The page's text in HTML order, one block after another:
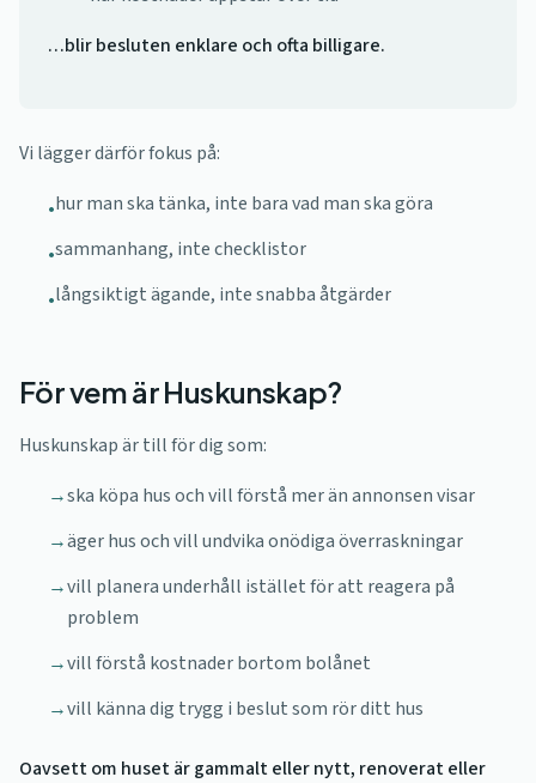
…blir besluten enklare och ofta billigare.
Vi lägger därför fokus på:
•hur man ska tänka, inte bara vad man ska göra
•sammanhang, inte checklistor
•långsiktigt ägande, inte snabba åtgärder
För vem är Huskunskap?
Huskunskap är till för dig som:
→ska köpa hus och vill förstå mer än annonsen visar
→äger hus och vill undvika onödiga överraskningar
→vill planera underhåll istället för att reagera på
problem
→vill förstå kostnader bortom bolånet
→vill känna dig trygg i beslut som rör ditt hus
Oavsett om huset är gammalt eller nytt, renoverat eller